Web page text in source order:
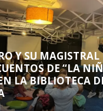
Y SU MAGISTRAL
DE “LA
LA BIBLIOTECA